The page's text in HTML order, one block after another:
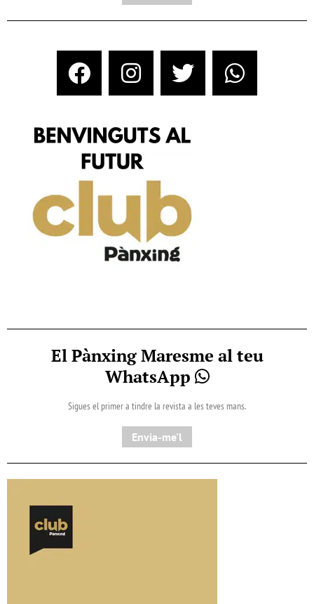
El Pànxing Maresme al teu
WhatsApp
Sigues el primer a tindre la revista a les teves mans.
Envia-me'l